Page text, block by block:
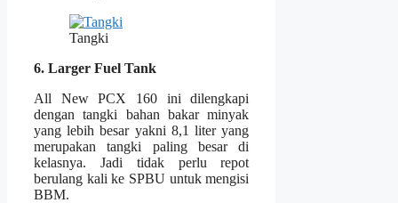
Tangki
6. Larger Fuel Tank
All New PCX 160 ini dilengkapi
dengan tangki bahan bakar minyak
yang lebih besar yakni 8,1 liter yang
merupakan tangki paling besar di
kelasnya. Jadi tidak perlu repot
berulang kali ke SPBU untuk mengisi
BBM.